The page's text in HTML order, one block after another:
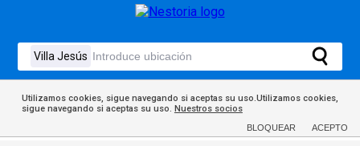
Utilizamos cookies, sigue navegando si aceptas su uso.Utilizamos cookies,
sigue navegando si aceptas su uso. Nuestros socios
BLOQUEAR ACEPTO